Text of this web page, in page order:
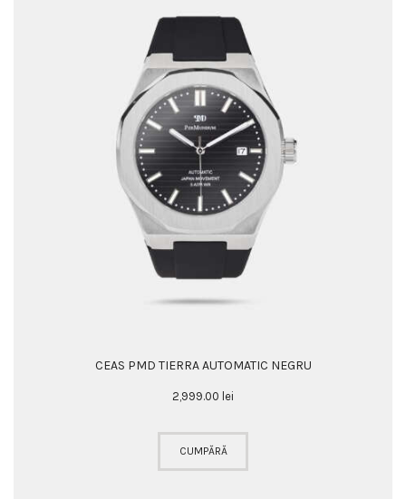
CEAS PMD TIERRA AUTOMATIC NEGRU
2,999.00 lei
CUMPĂRĂ